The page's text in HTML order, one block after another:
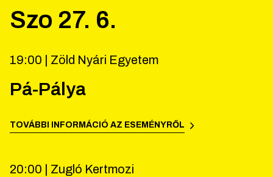
Szo 27. 6.
19:00 | Zöld Nyári Egyetem
Pá-Pálya
TOVÁBBI INFORMÁCIÓ AZ ESEMÉNYRŐL
20:00 | Zugló Kertmozi